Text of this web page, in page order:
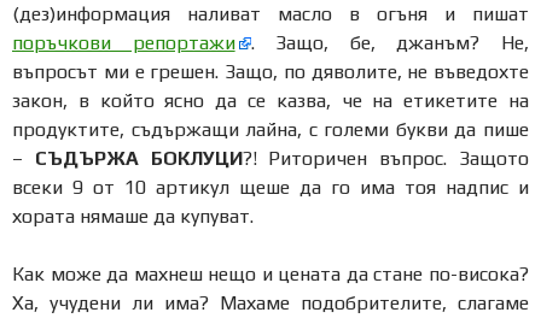
(дез)информация наливат масло в огъня и пишат
поръчкови репортажи
. Защо, бе, джанъм? Не,
въпросът ми е грешен. Защо, по дяволите, не въведохте
закон, в който ясно да се казва, че на етикетите на
продуктите, съдържащи лайна, с големи букви да пише
– СЪДЪРЖА БОКЛУЦИ?! Риторичен въпрос. Защото
всеки 9 от 10 артикул щеше да го има тоя надпис и
хората нямаше да купуват.
Как може да махнеш нещо и цената да стане по-висока?
Ха, учудени ли има? Махаме подобрителите, слагаме